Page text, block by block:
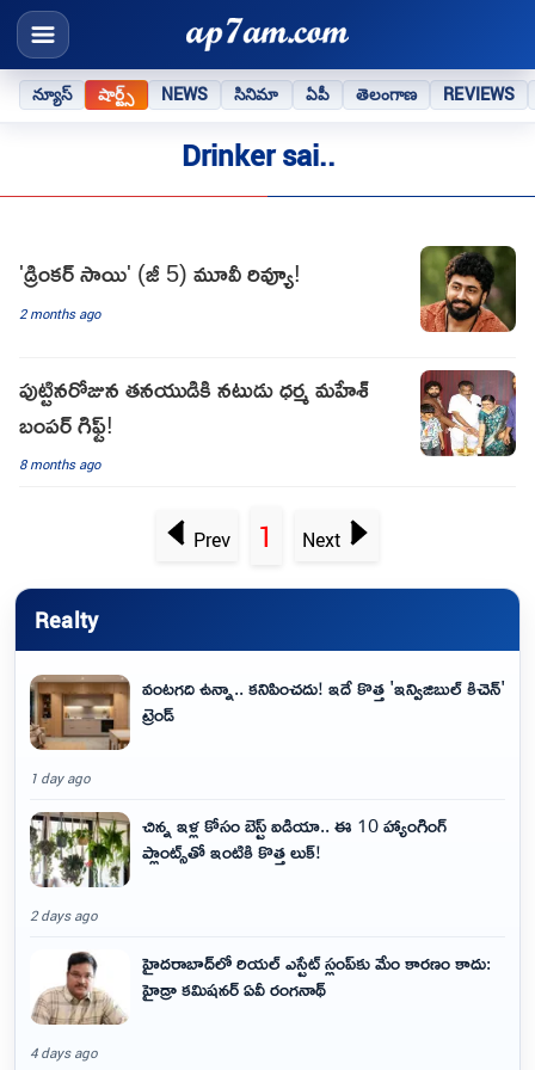
న్యూస్ షార్ట్స్ NEWS సినిమా ఏపీ తెలంగాణ REVIEWS
Drinker sai..
'డ్రింకర్ సాయి' (జీ 5) మూవీ రివ్యూ!
2 months ago
పుట్టినరోజున తనయుడికి నటుడు ధర్మ మహేశ్
బంపర్ గిఫ్ట్!
8 months ago
Prev 1 Next
Realty
వంటగది ఉన్నా.. కనిపించదు! ఇదే కొత్త 'ఇన్విజిబుల్ కిచెన్'
ట్రెండ్
1 day ago
చిన్న ఇళ్ల కోసం బెస్ట్ ఐడియా.. ఈ 10 హ్యాంగింగ్
ప్లాంట్స్‌తో ఇంటికి కొత్త లుక్!
2 days ago
హైదరాబాద్‌లో రియల్ ఎస్టేట్ స్లంప్‌కు మేం కారణం కాదు:
హైడ్రా కమిషనర్ ఏవీ రంగనాథ్
4 days ago